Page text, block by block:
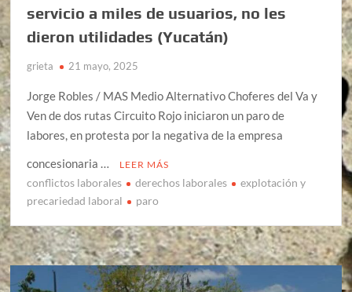
servicio a miles de usuarios, no les
dieron utilidades (Yucatán)
grieta 21 mayo, 2025
Jorge Robles / MAS Medio Alternativo Choferes del Va y
Ven de dos rutas Circuito Rojo iniciaron un paro de
labores, en protesta por la negativa de la empresa
concesionaria …
LEER MÁS
conflictos laborales derechos laborales
explotación y
precariedad laboral
paro